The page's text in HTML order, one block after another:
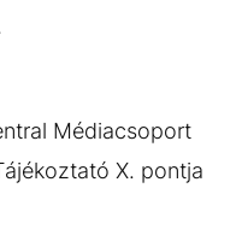
Médiacsoport
X. pontja